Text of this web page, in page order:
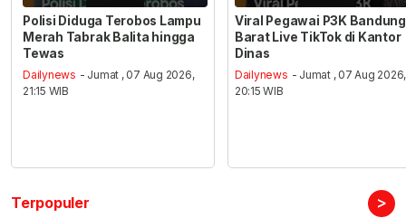
Polisi Diduga Terobos Lampu
Merah Tabrak Balita hingga
Tewas
Dailynews - Jumat , 07 Aug 2026,
21:15 WIB
Viral Pegawai P3K Bandung
Barat Live TikTok di Kantor
Dinas
Dailynews - Jumat , 07 Aug 2026,
20:15 WIB
Terpopuler >